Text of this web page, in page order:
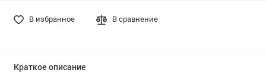
В избранное В сравнение
Краткое описание